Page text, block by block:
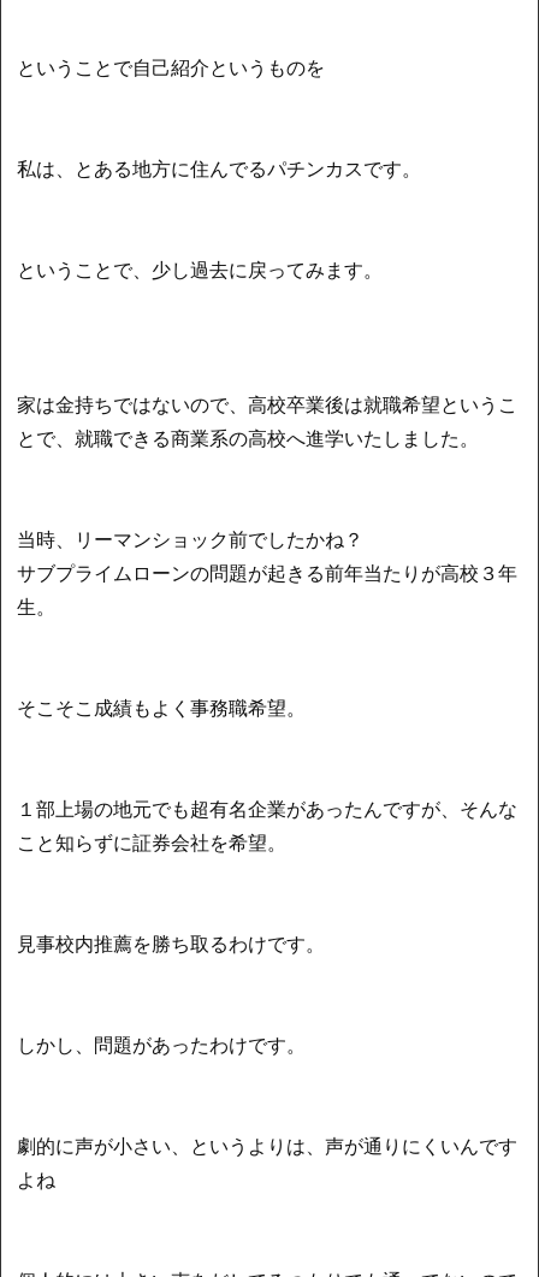
ということで自己紹介というものを
私は、とある地方に住んでるパチンカスです。
ということで、少し過去に戻ってみます。
家は金持ちではないので、高校卒業後は就職希望というこ
とで、就職できる商業系の高校へ進学いたしました。
当時、リーマンショック前でしたかね？
サブプライムローンの問題が起きる前年当たりが高校３年
生。
そこそこ成績もよく事務職希望。
１部上場の地元でも超有名企業があったんですが、そんな
こと知らずに証券会社を希望。
見事校内推薦を勝ち取るわけです。
しかし、問題があったわけです。
劇的に声が小さい、というよりは、声が通りにくいんです
よね